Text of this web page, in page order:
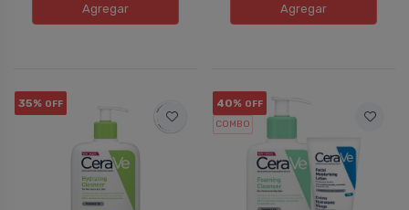
Agregar Agregar
35% OFF 40% OFF
COMBO